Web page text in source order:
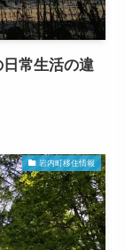
常生活の違
岩内町移住情報